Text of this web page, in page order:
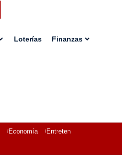
Loterías Finanzas
Economía Entretenimiento